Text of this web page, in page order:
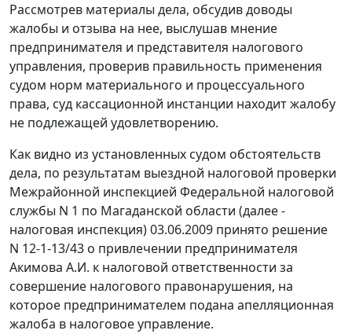
Рассмотрев материалы дела, обсудив доводы
жалобы и отзыва на нее, выслушав мнение
предпринимателя и представителя налогового
управления, проверив правильность применения
судом норм материального и процессуального
права, суд кассационной инстанции находит жалобу
не подлежащей удовлетворению.
Как видно из установленных судом обстоятельств
дела, по результатам выездной налоговой проверки
Межрайонной инспекцией Федеральной налоговой
службы N 1 по Магаданской области (далее -
налоговая инспекция) 03.06.2009 принято решение
N 12-1-13/43 о привлечении предпринимателя
Акимова А.И. к налоговой ответственности за
совершение налогового правонарушения, на
которое предпринимателем подана апелляционная
жалоба в налоговое управление.